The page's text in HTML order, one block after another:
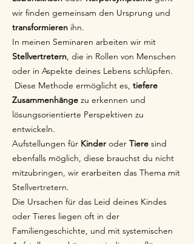
wir finden gemeinsam den Ursprung und
transformieren ihn.
In meinen Seminaren arbeiten wir mit
Stellvertretern, die in Rollen von Menschen
oder in Aspekte deines Lebens schlüpfen.
Diese Methode ermöglicht es, tiefere
Zusammenhänge zu erkennen und
lösungsorientierte Perspektiven zu
entwickeln.
Aufstellungen für Kinder oder Tiere sind
ebenfalls möglich, diese brauchst du nicht
mitzubringen, wir erarbeiten das Thema mit
Stellvertretern.
Die Ursachen für das Leid deines Kindes
oder Tieres liegen oft in der
Familiengeschichte, und mit systemischen